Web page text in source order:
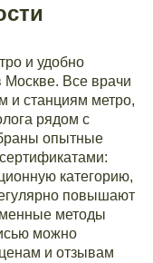
и удобно
Москве. Все врачи
и станциям метро,
рядом с
опытные
категорию,
повышают
методы
можно
и отзывам